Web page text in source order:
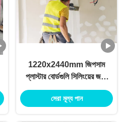
1220x2440mm জিপসাম
প্লাস্টার বোর্ডগুলি সিলিংয়ের জন্য
15mm পুরু পুরু
সেরা মূল্য পান